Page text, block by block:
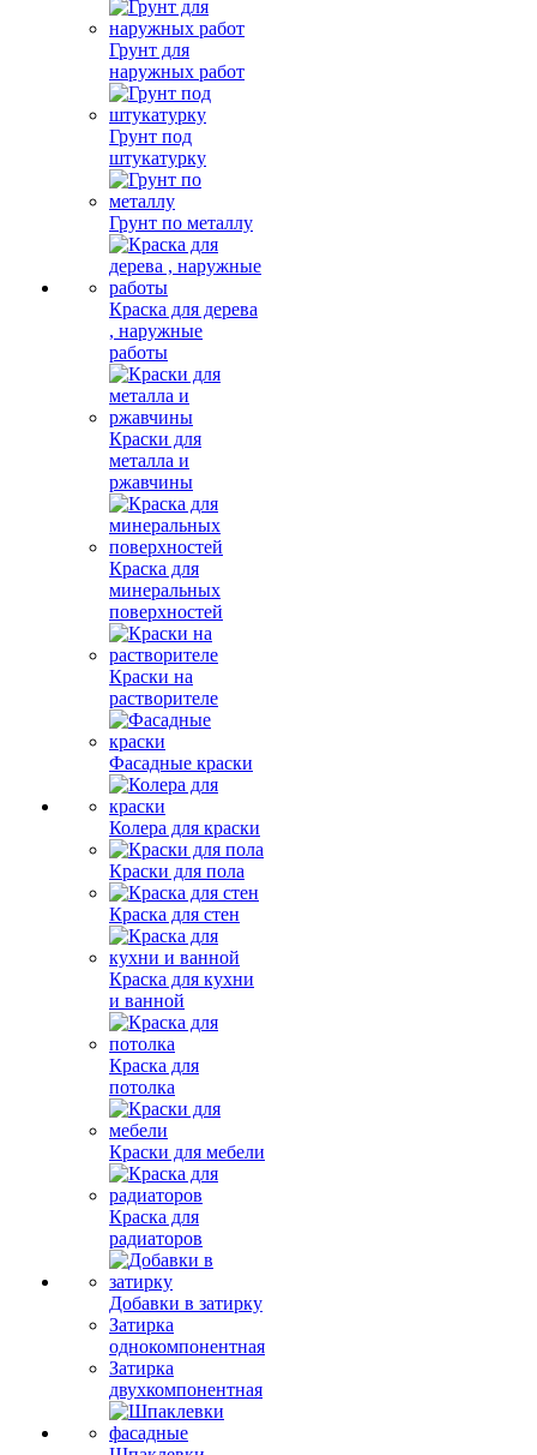
Грунт для
наружных работ
Грунт под
штукатурку
Грунт по металлу
Краска для дерева
, наружные
работы
Краски для
металла и
ржавчины
Краска для
минеральных
поверхностей
Краски на
растворителе
Фасадные краски
Колера для краски
Краски для пола
Краска для стен
Краска для кухни
и ванной
Краска для
потолка
Краски для мебели
Краска для
радиаторов
Добавки в затирку
Затирка
однокомпонентная
Затирка
двухкомпонентная